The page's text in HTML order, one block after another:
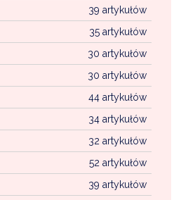
39 artykułów
35 artykułów
30 artykułów
30 artykułów
44 artykułów
34 artykułów
32 artykułów
52 artykułów
39 artykułów